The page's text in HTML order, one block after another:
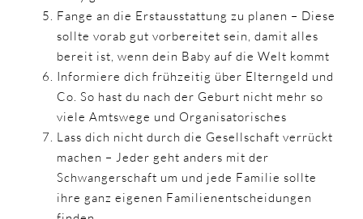
Fange an die Erstausstattung zu planen – Diese
sollte vorab gut vorbereitet sein, damit alles
bereit ist, wenn dein Baby auf die Welt kommt
Informiere dich frühzeitig über Elterngeld und
Co. So hast du nach der Geburt nicht mehr so
viele Amtswege und Organisatorisches
Lass dich nicht durch die Gesellschaft verrückt
machen – Jeder geht anders mit der
Schwangerschaft um und jede Familie sollte
ihre ganz eigenen Familienentscheidungen